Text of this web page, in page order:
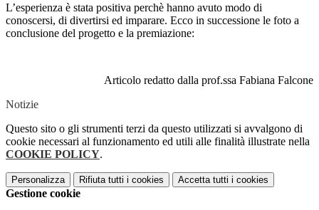
L’esperienza è stata positiva perchè hanno avuto modo di
conoscersi, di divertirsi ed imparare. Ecco in successione le foto a
conclusione del progetto e la premiazione:
Articolo redatto dalla prof.ssa Fabiana Falcone
Notizie
Questo sito o gli strumenti terzi da questo utilizzati si avvalgono di
cookie necessari al funzionamento ed utili alle finalità illustrate nella
COOKIE POLICY.
Personalizza Rifiuta tutti i cookies Accetta tutti i cookies
Gestione cookie